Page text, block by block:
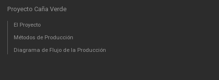
Proyecto Caña Verde
El Proyecto
Métodos de Producción
Diagrama de Flujo de la Producción